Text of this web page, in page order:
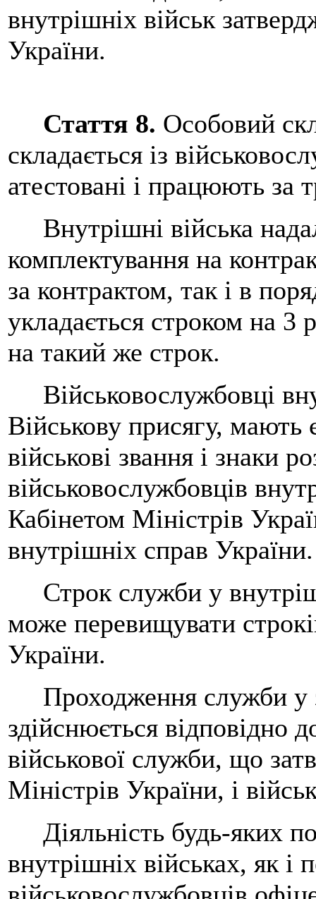
внутрішніх військ
України.
Стаття 8. Особовий
складається із
атестовані і працюють за
Внутрішні війська
комплектування на
за контрактом, так і в
укладається строком на
на такий же строк.
Військовослужбовці
Військову присягу,
військові звання і знаки
військовослужбовців
Кабінетом Міністрів
внутрішніх справ України.
Строк служби у
може перевищувати
України.
Проходження служби у
здійснюється
військової служби, що
Міністрів України, і
Діяльність будь-яких
внутрішніх військах, як і